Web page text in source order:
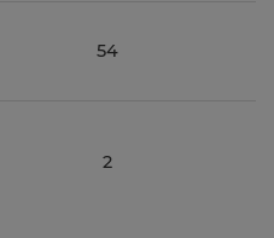
54
2